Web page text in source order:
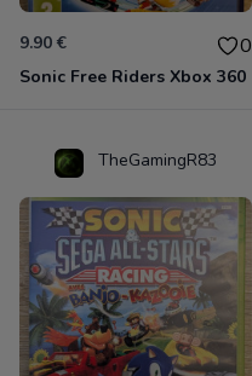
9.90 € 0
Sonic Free Riders Xbox 360
TheGamingR83